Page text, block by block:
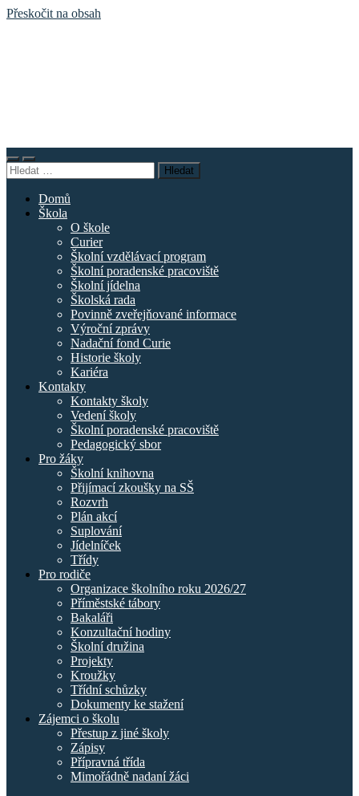
Přeskočit na obsah
Přepnout
mobilní
Přepnout
vyhledávací
Vyhledávání
Domů
Škola
O škole
Curier
Školní vzdělávací program
Školní poradenské pracoviště
Školní jídelna
Školská rada
Povinně zveřejňované informace
Výroční zprávy
Nadační fond Curie
Historie školy
Kariéra
Kontakty
Kontakty školy
Vedení školy
Školní poradenské pracoviště
Pedagogický sbor
Pro žáky
Školní knihovna
Přijímací zkoušky na SŠ
Rozvrh
Plán akcí
Suplování
Jídelníček
Třídy
Pro rodiče
Organizace školního roku 2026/27
Příměstské tábory
Bakaláři
Konzultační hodiny
Školní družina
Projekty
Kroužky
Třídní schůzky
Dokumenty ke stažení
Zájemci o školu
Přestup z jiné školy
Zápisy
Přípravná třída
Mimořádně nadaní žáci